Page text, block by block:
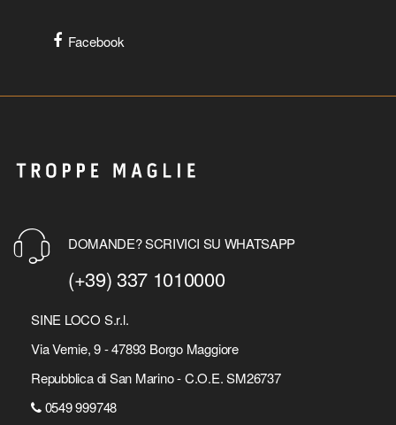
Facebook
DOMANDE? SCRIVICI SU WHATSAPP
(+39) 337 1010000
SINE LOCO S.r.l.
Via Vernie, 9 - 47893 Borgo Maggiore
Repubblica di San Marino - C.O.E. SM26737
0549 999748